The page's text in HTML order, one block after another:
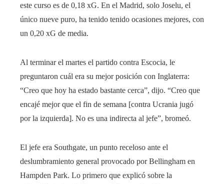
este curso es de 0,18 xG. En el Madrid, solo Joselu, el
único nueve puro, ha tenido tenido ocasiones mejores, con
un 0,20 xG de media.
Al terminar el martes el partido contra Escocia, le
preguntaron cuál era su mejor posición con Inglaterra:
“Creo que hoy ha estado bastante cerca”, dijo. “Creo que
encajé mejor que el fin de semana [contra Ucrania jugó
por la izquierda]. No es una indirecta al jefe”, bromeó.
El jefe era Southgate, un punto receloso ante el
deslumbramiento general provocado por Bellingham en
Hampden Park. Lo primero que explicó sobre la